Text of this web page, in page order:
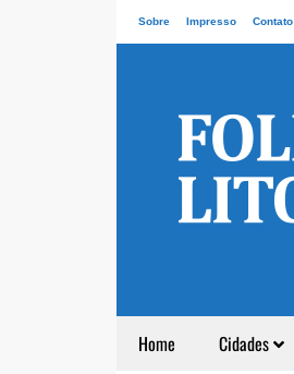
Sobre Impresso Contato
Home Cidades